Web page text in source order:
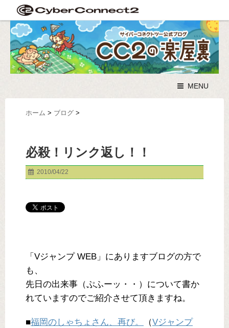
MENU
ホーム > ブログ >
必殺！リンク返し！！
2010/04/22
「Vジャンプ WEB」にありますブログの方で
も、
先日の出来事（ぷふーッ・・）について書か
れていますのでご紹介させて頂きますね。
■福岡のしゃちょさん、再び。 （Vジャンプ